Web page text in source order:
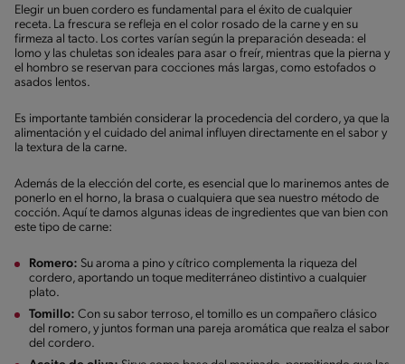
Elegir un buen cordero es fundamental para el éxito de cualquier
receta. La frescura se refleja en el color rosado de la carne y en su
firmeza al tacto. Los cortes varían según la preparación deseada: el
lomo y las chuletas son ideales para asar o freír, mientras que la pierna y
el hombro se reservan para cocciones más largas, como estofados o
asados lentos.
Es importante también considerar la procedencia del cordero, ya que la
alimentación y el cuidado del animal influyen directamente en el sabor y
la textura de la carne.
Además de la elección del corte, es esencial que lo marinemos antes de
ponerlo en el horno, la brasa o cualquiera que sea nuestro método de
cocción. Aquí te damos algunas ideas de ingredientes que van bien con
este tipo de carne:
Romero: Su aroma a pino y cítrico complementa la riqueza del
cordero, aportando un toque mediterráneo distintivo a cualquier
plato.
Tomillo: Con su sabor terroso, el tomillo es un compañero clásico
del romero, y juntos forman una pareja aromática que realza el sabor
del cordero.